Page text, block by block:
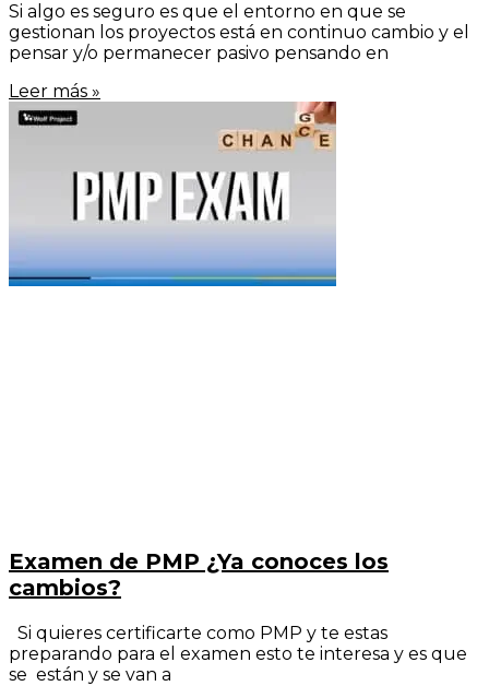
Si algo es seguro es que el entorno en que se
gestionan los proyectos está en continuo cambio y el
pensar y/o permanecer pasivo pensando en
Leer más »
Examen de PMP ¿Ya conoces los
cambios?
Si quieres certificarte como PMP y te estas
preparando para el examen esto te interesa y es que
se están y se van a